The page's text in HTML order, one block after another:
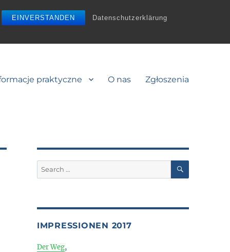
EINVERSTANDEN Datenschutzerklärung
praktyczne O nas Zgłoszenia
Search
for:
SEARCH
IMPRESSIONEN 2017
Der Weg,